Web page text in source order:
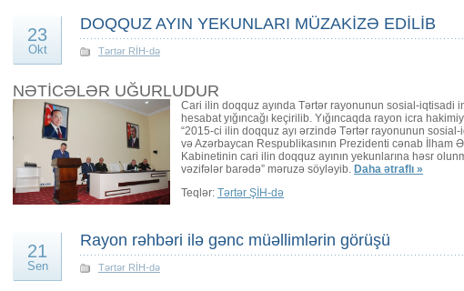
23
Okt
DOQQUZ AYIN YEKUNLARI MÜZAKİZƏ EDİLİB
Tərtər RİH-də
NƏTİCƏLƏR UĞURLUDUR
Cari ilin doqquz ayında Tərtər rayonunun sosial-iqtisadi
hesabat yığıncağı keçirilib. Yığıncaqda rayon icra
“2015-ci ilin doqquz ayı ərzində Tərtər rayonunun
və Azərbaycan Respublikasının Prezidenti cənab İlham
Kabinetinin cari ilin doqquz ayının yekunlarına həsr
vəzifələr barədə” məruzə söyləyib. Daha ətraflı »
Teqlər: Tərtər ŞİH-də
21
Sen
Rayon rəhbəri ilə gənc müəllimlərin görüşü
Tərtər RİH-də